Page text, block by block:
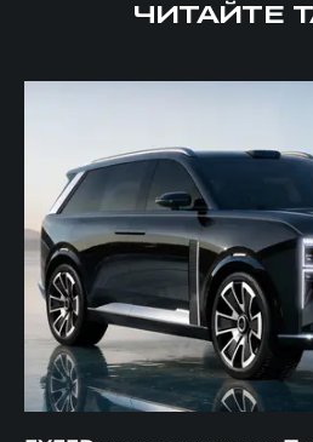
ЧИТАЙТЕ